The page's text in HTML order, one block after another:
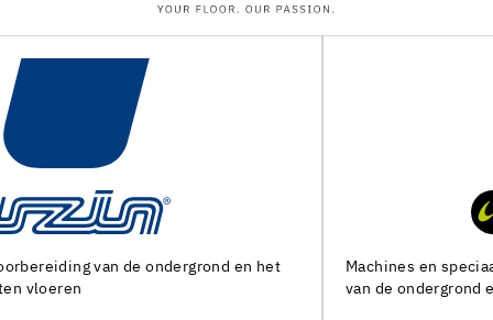
Machines en speciaal gereedschap voor de voorbereiding
van de ondergrond en het leggen van alle soorten bedekking